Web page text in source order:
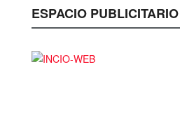
ESPACIO PUBLICITARIO